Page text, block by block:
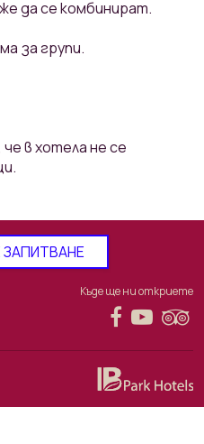
да се комбинират.
за групи.
в хотела не се
Къде ще ни откриете